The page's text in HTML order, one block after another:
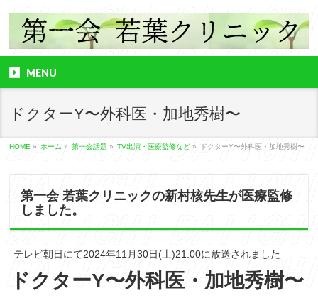
MENU
ドクターY〜外科医・加地秀樹〜
HOME » ホーム » 第一会話題 » TV出演・医療監修など » ドクターY〜外科医・加地秀樹〜
第一会 若葉クリニックの新村核先生が医療監修
しました。
テレビ朝日にて2024年11月30日(土)21:00に放送されました
ドクターY〜外科医・加地秀樹〜